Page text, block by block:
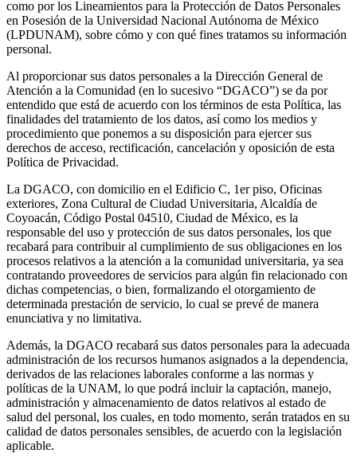
como por los Lineamientos para la Protección de Datos Personales
en Posesión de la Universidad Nacional Autónoma de México
(LPDUNAM), sobre cómo y con qué fines tratamos su información
personal.
Al proporcionar sus datos personales a la Dirección General de
Atención a la Comunidad (en lo sucesivo “DGACO”) se da por
entendido que está de acuerdo con los términos de esta Política, las
finalidades del tratamiento de los datos, así como los medios y
procedimiento que ponemos a su disposición para ejercer sus
derechos de acceso, rectificación, cancelación y oposición de esta
Política de Privacidad.
La DGACO, con domicilio en el Edificio C, 1er piso, Oficinas
exteriores, Zona Cultural de Ciudad Universitaria, Alcaldía de
Coyoacán, Código Postal 04510, Ciudad de México, es la
responsable del uso y protección de sus datos personales, los que
recabará para contribuir al cumplimiento de sus obligaciones en los
procesos relativos a la atención a la comunidad universitaria, ya sea
contratando proveedores de servicios para algún fin relacionado con
dichas competencias, o bien, formalizando el otorgamiento de
determinada prestación de servicio, lo cual se prevé de manera
enunciativa y no limitativa.
Además, la DGACO recabará sus datos personales para la adecuada
administración de los recursos humanos asignados a la dependencia,
derivados de las relaciones laborales conforme a las normas y
políticas de la UNAM, lo que podrá incluir la captación, manejo,
administración y almacenamiento de datos relativos al estado de
salud del personal, los cuales, en todo momento, serán tratados en su
calidad de datos personales sensibles, de acuerdo con la legislación
aplicable.